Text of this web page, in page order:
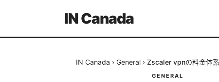
IN Canada
IN Canada › General › Zscaler vpnの料金体
GENERAL